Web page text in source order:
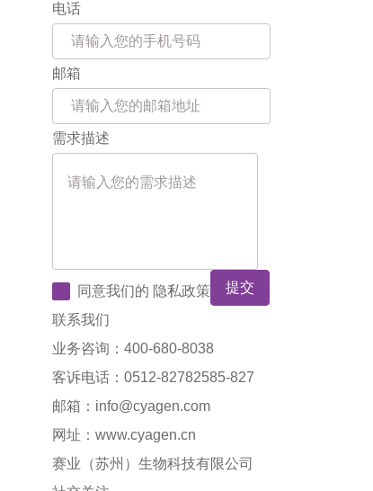
电话
邮箱
需求描述
同意我们的 隐私政策 提交
联系我们
业务咨询：400-680-8038
客诉电话：0512-82782585-827
邮箱： info@cyagen.com
网址： www.cyagen.cn
赛业（苏州）生物科技有限公司